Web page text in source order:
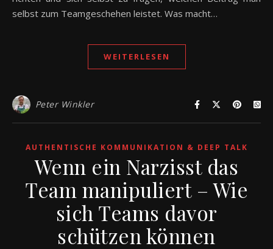
selbst zum Teamgeschehen leistet. Was macht…
WEITERLESEN
Peter Winkler
AUTHENTISCHE KOMMUNIKATION & DEEP TALK
Wenn ein Narzisst das
Team manipuliert – Wie
sich Teams davor
schützen können